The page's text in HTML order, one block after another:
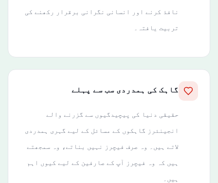
نافذ کرنے اور انسانی نگرانی برقرار رکھنے کی
تربیت یافتہ۔
گاہک کی ہمدردی سب سے پہلے
حقیقی دنیا کی پیچیدگیوں سے گزرنے والے
انجینئرز گاہکوں کے مسائل کے لیے گہری ہمدردی
لاتے ہیں۔ وہ صرف فیچرز نہیں بناتے، وہ سمجھتے
ہیں کہ وہ فیچرز آپ کے صارفین کے لیے کیوں اہم
ہیں۔